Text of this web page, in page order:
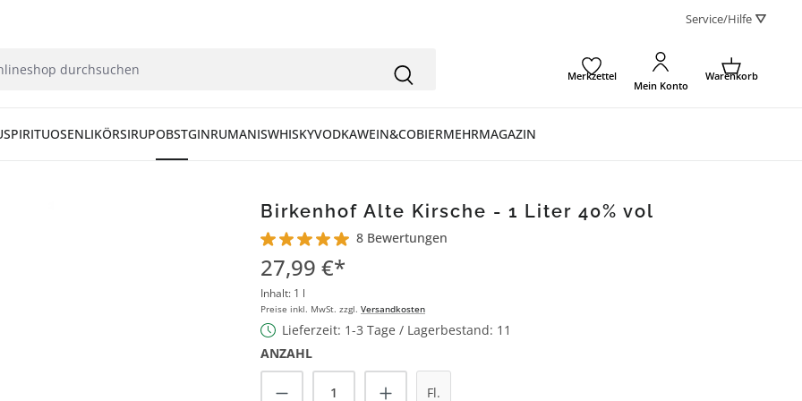
Service/Hilfe ⛛
Merkzettel
Mein Konto
Warenkorb
SPIRITUOSENLIKÖRSIRUPOBSTGINRUMANISWHISKYVODKAWEIN&COBIERMEHRMAGAZIN
Birkenhof Alte Kirsche - 1 Liter 40% vol
Durchschnittliche Bewertung von 5 von 5 Sternen
8 Bewertungen
27,99 €*
Inhalt: 1 l
Preise inkl. MwSt. zzgl. Versandkosten
Lieferzeit: 1-3 Tage / Lagerbestand: 11
ANZAHL
Produkt Anzahl: Gib den gewünschten Wert ein
Fl.